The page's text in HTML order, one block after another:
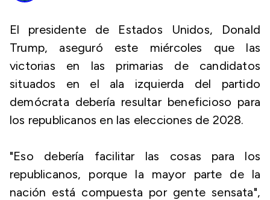
El presidente de Estados Unidos, Donald
Trump, aseguró este miércoles que las
victorias en las primarias de candidatos
situados en el ala izquierda del partido
demócrata debería resultar beneficioso para
los republicanos en las elecciones de 2028.
"Eso debería facilitar las cosas para los
republicanos, porque la mayor parte de la
nación está compuesta por gente sensata",